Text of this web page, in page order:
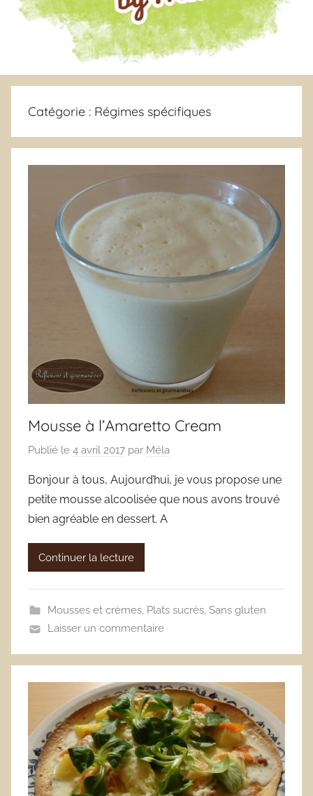
Catégorie : Régimes spécifiques
Mousse à l’Amaretto Cream
Publié le 4 avril 2017 par Méla
Bonjour à tous, Aujourd’hui, je vous propose une
petite mousse alcoolisée que nous avons trouvé
bien agréable en dessert. A
Continuer la lecture
Mousses et crèmes, Plats sucrés, Sans gluten
Laisser un commentaire